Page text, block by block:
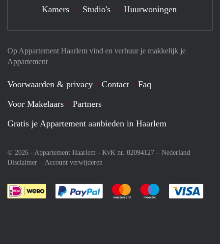
Op Appartement Haarlem vind en verhuur je makkelijk je
Appartement
Voorwaarden & privacy Contact
Faq
Voor Makelaars
Partners
Gratis je Appartement aanbieden in Haarlem
© 2026 - Appartement Haarlem - KvK nr. 02094127 – Nederland
Disclaimer
Account verwijderen
Je rekent gemakkelijk af met Paypal
Je rekent gemakkelijk af met
Je rekent
Kamers Studio's Huurwoningen